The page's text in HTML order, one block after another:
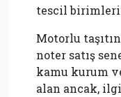
tescil
Motorlu
noter satış
kamu kurum
alan ancak,